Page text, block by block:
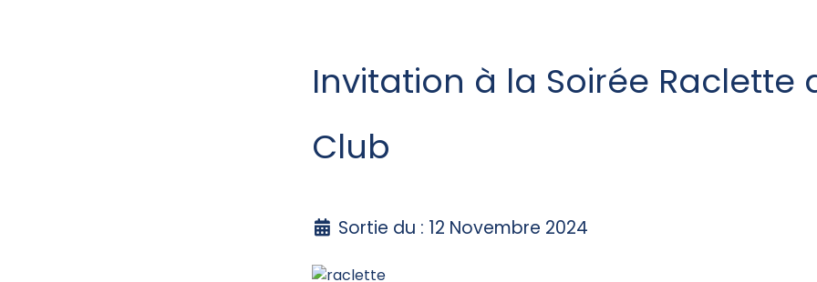
Invitation à la Soirée Raclette
Club
Sortie du : 12 Novembre 2024